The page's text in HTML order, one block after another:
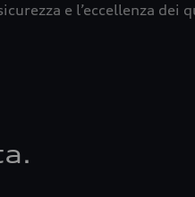
e l’eccellenza dei